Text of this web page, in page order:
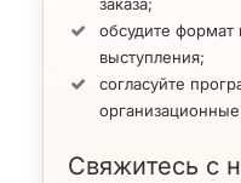
обсудите формат
выступления;
согласуйте
Свяжитесь с